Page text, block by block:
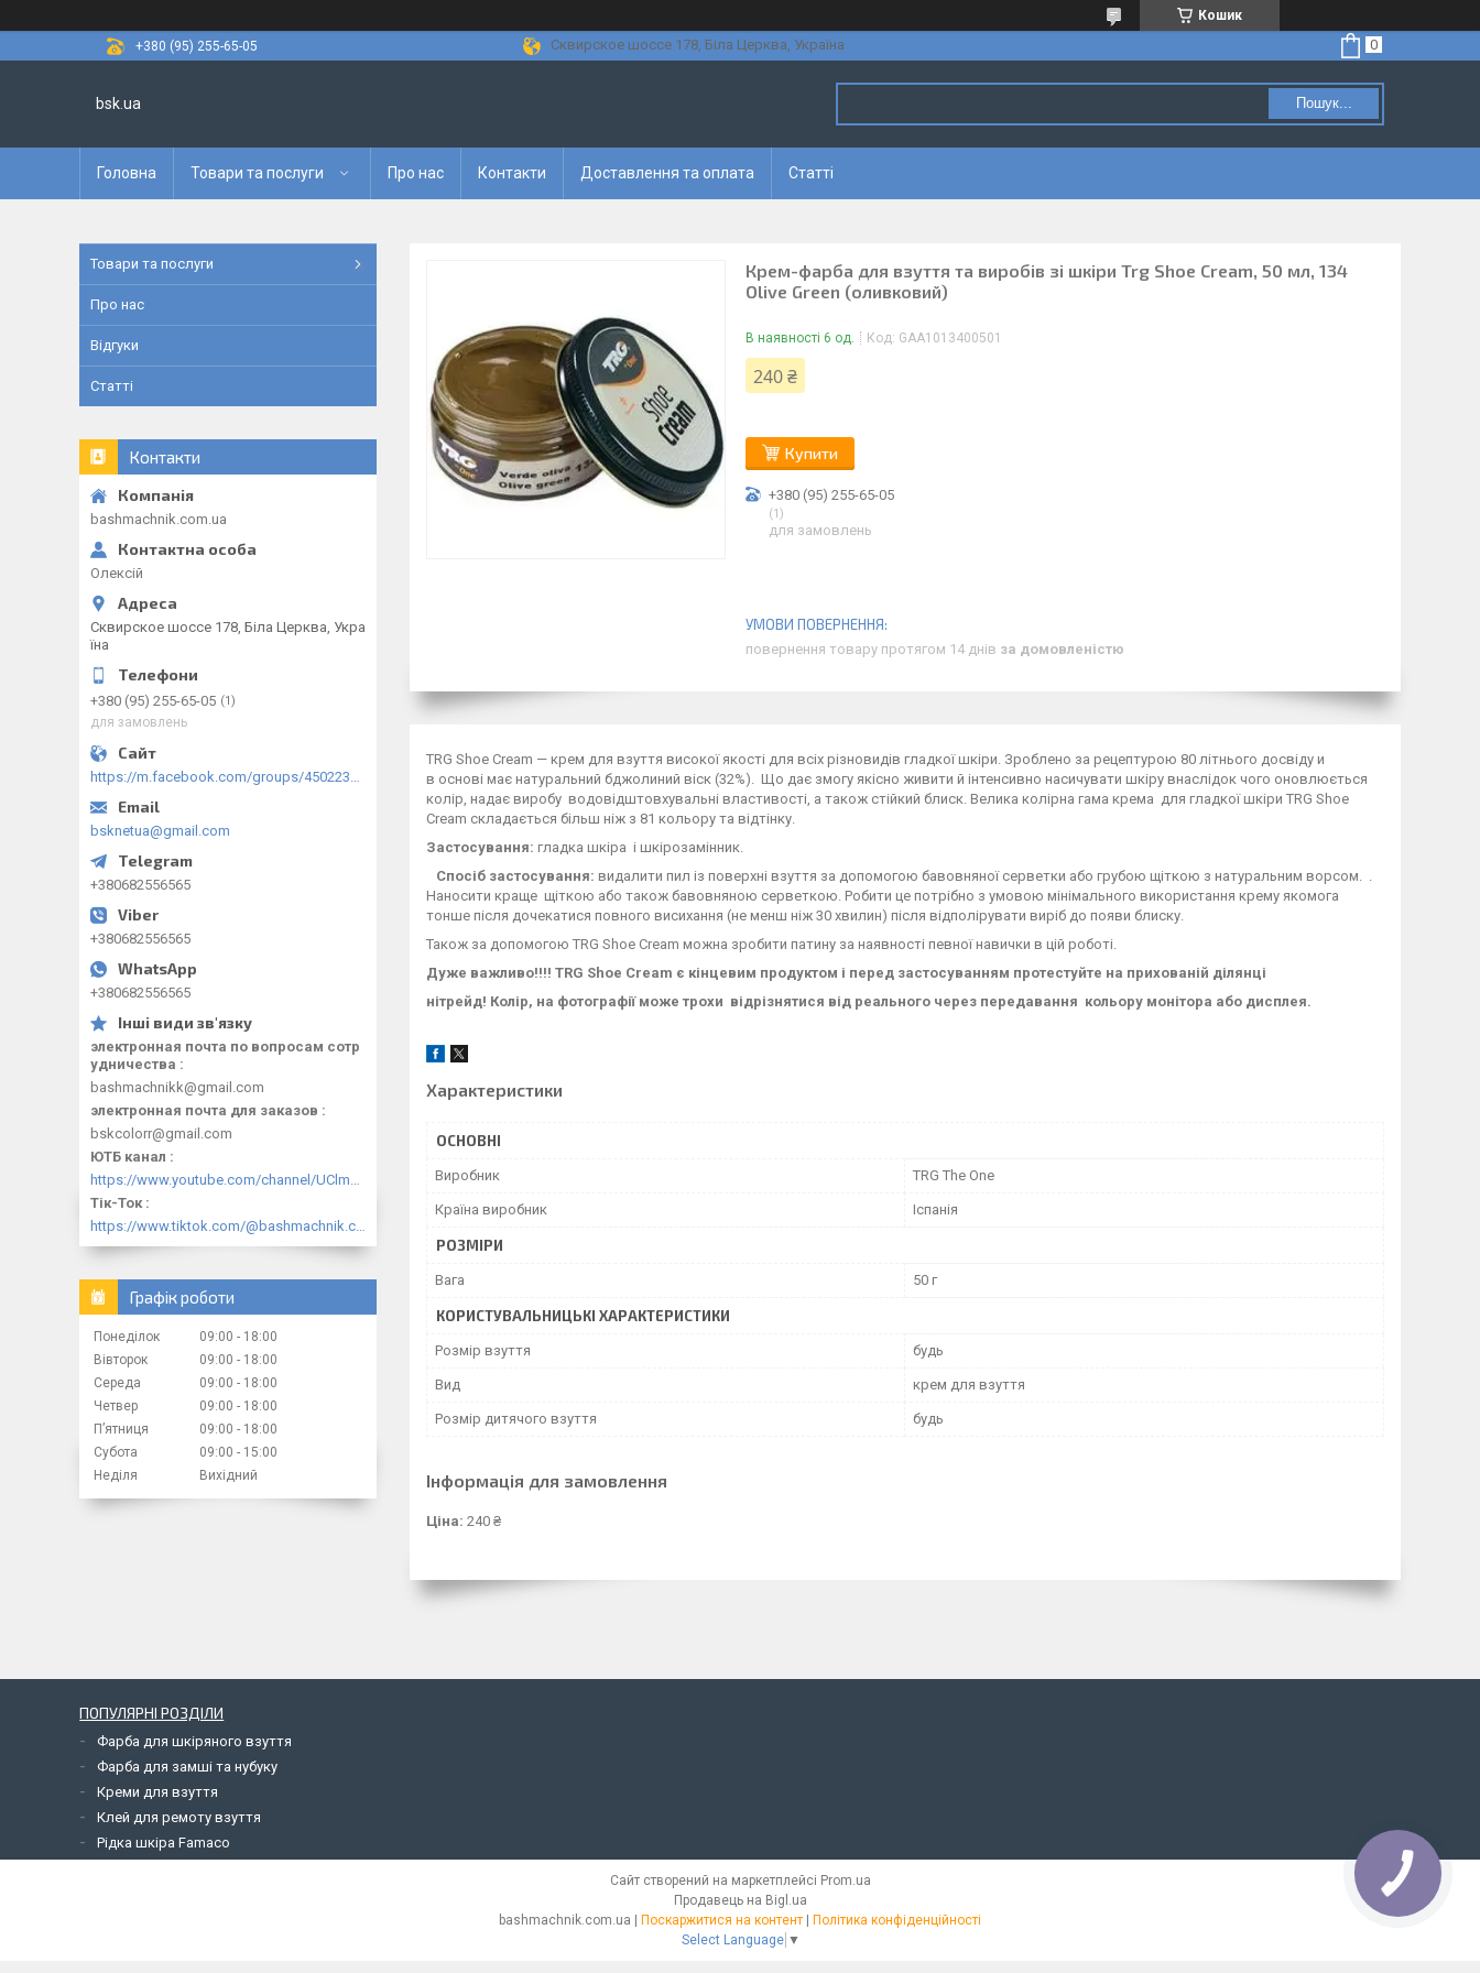
Кошик
+380 (95) 255-65-05
Сквирское шоссе 178, Біла Церква, Україна
bsk.ua Пошук...
Головна Товари та послуги Про нас Контакти Доставлення та оплата Статті
Крем-фарба для взуття та виробів зі шкіри Trg Shoe Cream, 50 мл, 134
Olive Green (оливковий)
В наявності 6 од. Код: GAA1013400501
240 ₴
Купити
+380 (95) 255-65-05
1
для замовлень
повернення товару протягом 14 днів за домовленістю
TRG Shoe Cream — крем для взуття високої якості для всіх різновидів гладкої шкіри. Зроблено за рецептурою 80 літнього досвіду и
в основі має натуральний бджолиний віск (32%). Що дає змогу якісно живити й інтенсивно насичувати шкіру внаслідок чого оновлюється
колір, надає виробу водовідштовхувальні властивості, а також стійкий блиск. Велика колірна гама крема для гладкої шкіри TRG Shoe
Cream складається більш ніж з 81 кольору та відтінку.
Застосування: гладка шкіра і шкірозамінник.
Спосіб застосування: видалити пил із поверхні взуття за допомогою бавовняної серветки або грубою щіткою з натуральним ворсом. .
Наносити краще щіткою або також бавовняною серветкою. Робити це потрібно з умовою мінімального використання крему якомога
тонше після дочекатися повного висихання (не менш ніж 30 хвилин) після відполірувати виріб до появи блиску.
Також за допомогою TRG Shoe Cream можна зробити патину за наявності певної навички в цій роботі.
Дуже важливо!!!! TRG Shoe Cream є кінцевим продуктом і перед застосуванням протестуйте на прихованій ділянці
нітрейд! Колір, на фотографії може трохи відрізнятися від реального через передавання кольору монітора або дисплея.
Характеристики
ОСНОВНІ
Виробник TRG The One
Країна виробник Іспанія
РОЗМІРИ
Вага 50 г
КОРИСТУВАЛЬНИЦЬКІ ХАРАКТЕРИСТИКИ
Розмір взуття будь
Вид крем для взуття
Розмір дитячого взуття будь
Інформація для замовлення
Ціна: 240 ₴
Товари та послуги
Про нас
Відгуки
Статті
Контакти
bashmachnik.com.ua
Олексій
Сквирское шоссе 178, Біла Церква, Укра
їна
+380 (95) 255-65-05 1
для замовлень
https://m.facebook.com/groups/450223289123148/?ref=group_browse
bsknetua@gmail.com
+380682556565
+380682556565
+380682556565
электронная почта по вопросам сотр
удничества
bashmachnikk@gmail.com
электронная почта для заказов
bskcolorr@gmail.com
ЮТБ канал
https://www.youtube.com/channel/UClmpExjfqH65_PkVWCmgPbQ
Тік-Ток
https://www.tiktok.com/@bashmachnik.com.ua
Графік роботи
Понеділок 09:00
18:00
Вівторок
09:00
18:00
Середа
09:00
18:00
Четвер
09:00
18:00
Пʼятниця
09:00
18:00
Субота
09:00
15:00
Неділя
Вихідний
ПОПУЛЯРНІ РОЗДІЛИ
Фарба для шкіряного взуття
Фарба для замші та нубуку
Креми для взуття
Клей для ремоту взуття
Рідка шкіра Famaco
Сайт створений на маркетплейсі Prom.ua
Продавець на Bigl.ua
bashmachnik.com.ua | Поскаржитися на контент | Політика конфіденційності
Select Language ▼